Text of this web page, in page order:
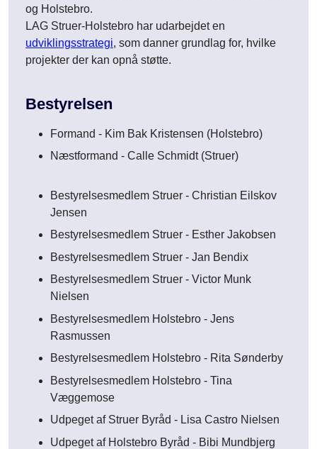
og Holstebro.
LAG Struer-Holstebro har udarbejdet en
udviklingsstrategi, som danner grundlag for, hvilke
projekter der kan opnå støtte.
Bestyrelsen
Formand - Kim Bak Kristensen (Holstebro)
Næstformand - Calle Schmidt(Struer)
Bestyrelsesmedlem Struer - Christian Eilskov
Jensen
Bestyrelsesmedlem Struer - Esther Jakobsen
Bestyrelsesmedlem Struer - Jan Bendix
Bestyrelsesmedlem Struer - Victor Munk
Nielsen
Bestyrelsesmedlem Holstebro - Jens
Rasmussen
Bestyrelsesmedlem Holstebro - Rita Sønderby
Bestyrelsesmedlem Holstebro - Tina
Væggemose
Udpeget af Struer Byråd - Lisa Castro Nielsen
Udpeget af Holstebro Byråd - Bibi Mundbjerg